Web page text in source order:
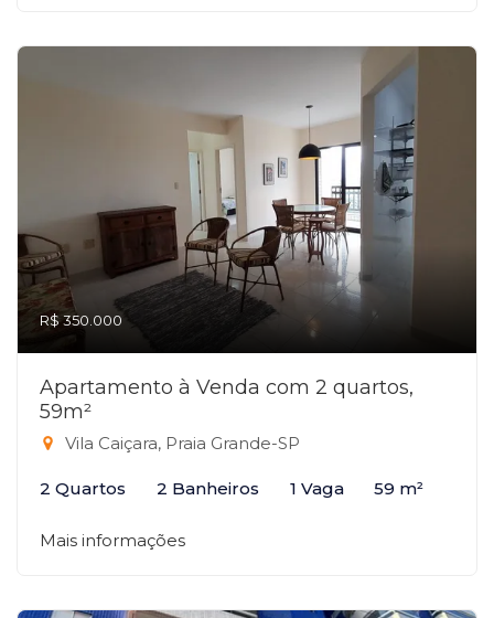
R$ 350.000
Apartamento à Venda com 2 quartos,
59m²
Vila Caiçara, Praia Grande-SP
2 Quartos 2 Banheiros 1 Vaga 59 m²
Mais informações